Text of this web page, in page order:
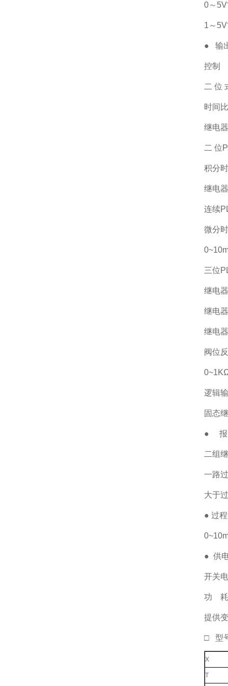
0～
1～
● 输
控制
二 位
时间
继电
二 位
积分
继电
连续
微分
三位
继电
继电
继电
阀位
逻辑
固态
● 报
二组
一路
大于
● 过
● 供
开关
功 耗
提供
□ 型
X
T